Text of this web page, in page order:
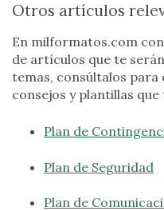
Otros artículos
En milformatos.com
de artículos que te
temas, consúltalos
consejos y plantillas
Plan de
Plan de Seguridad
Plan de